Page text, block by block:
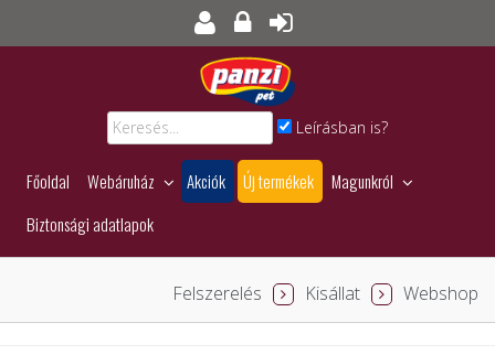
Leírásban is?
Főoldal Webáruház Akciók Új termékek
Magunkról
Biztonsági adatlapok
Webshop
Kisállat
Felszerelés